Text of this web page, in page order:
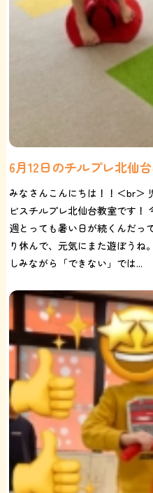
6月12日のチルプレ北仙
みなさんこんにちは！！＜br＞
ビスチルプレ北仙台教室です！
週とっても暑い日が続くんだっ
り休んで、元気にまた遊ぼうね
しみながら「できない」では...